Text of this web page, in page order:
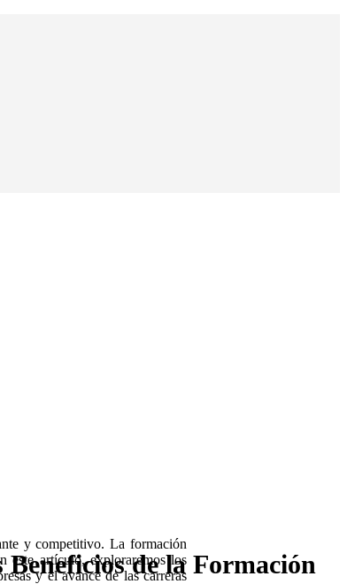
de la Formación
y competitivo. La formación
este artículo, exploraremos los
y el avance de las carreras